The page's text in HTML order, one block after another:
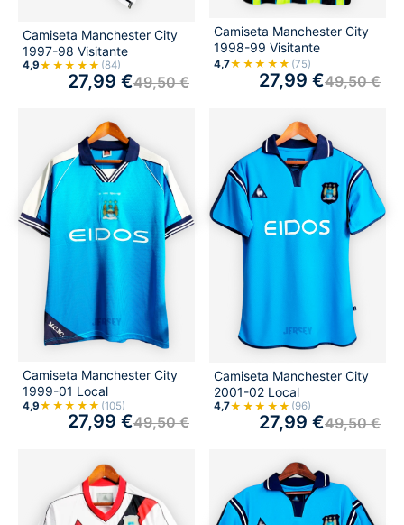
Camiseta Manchester City
1997-98 Visitante
4,9★★★★★ (84)
49,50€
27,99 €
Camiseta Manchester City
1998-99 Visitante
4,7★★★★★ (75)
49,50€
27,99 €
Camiseta Manchester City
1999-01 Local
4,9★★★★★ (105)
49,50€
27,99 €
Camiseta Manchester City
2001-02 Local
4,7★★★★★ (96)
49,50€
27,99 €